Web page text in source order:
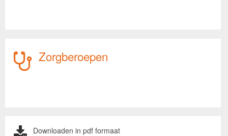
Zorgberoepen
Downloaden in pdf formaat